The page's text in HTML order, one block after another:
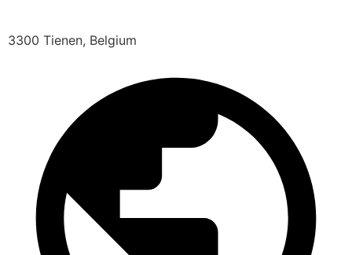
3300 Tienen, Belgium